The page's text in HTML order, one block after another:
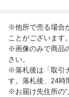
※他所で売る場合
ことがございます。
※画像のみで商品
さい。
※落札後は「取引
す。落札後、24時
※お届け先住所の